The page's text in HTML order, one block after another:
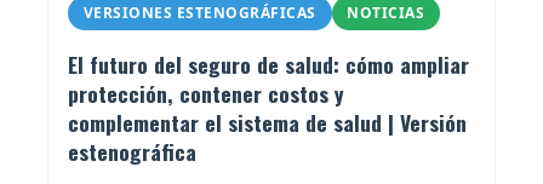
VERSIONES ESTENOGRÁFICAS NOTICIAS
El futuro del seguro de salud: cómo ampliar
protección, contener costos y
complementar el sistema de salud | Versión
estenográfica